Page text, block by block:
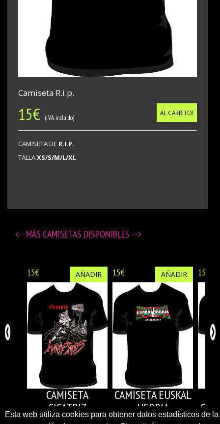
Camiseta R.i.p.
15€ (I.V.A. incluido)
AL CARRITO!
CAMISETA DE R.I.P.
TALLA:XS/S/M/L/XL
<-- MÁS CAMISETAS DISPONIBLES -->
15€ AÑADIR
CAMISETA
CICATRIZ
15€ AÑADIR
CAMISETA EUSKAL
HERRIA
ANTIFAXISTA
15€
Esta web utiliza cookies para obtener datos estadísticos de la